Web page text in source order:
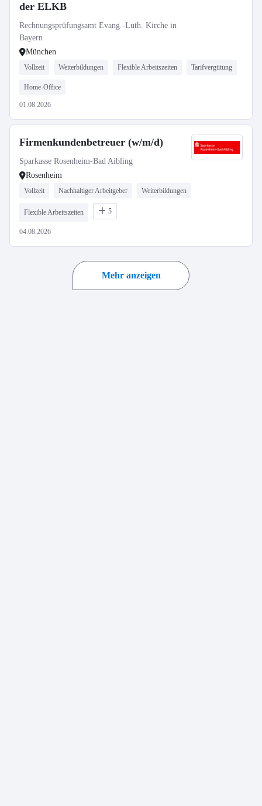
der ELKB
Rechnungsprüfungsamt Evang.-Luth. Kirche in
Bayern
München
Vollzeit Weiterbildungen Flexible Arbeitszeiten Tarifvergütung
Home-Office
01.08.2026
Firmenkundenbetreuer (w/m/d)
Sparkasse Rosenheim-Bad Aibling
Rosenheim
Vollzeit Nachhaltiger Arbeitgeber Weiterbildungen
Flexible Arbeitszeiten 5
04.08.2026
Mehr anzeigen